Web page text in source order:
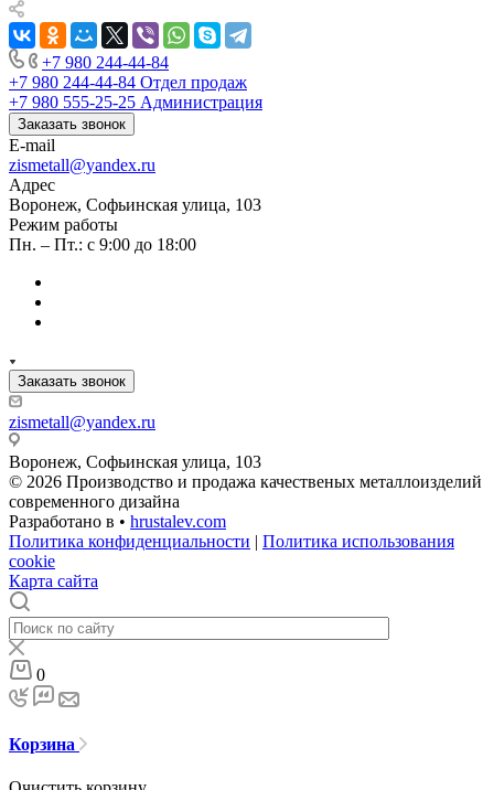
+7 980 244-44-84
+7 980 244-44-84 Отдел продаж
+7 980 555-25-25 Администрация
Заказать звонок
E-mail
zismetall@yandex.ru
Адрес
Воронеж, Софьинская улица, 103
Режим работы
Пн. – Пт.: с 9:00 до 18:00
Заказать звонок
zismetall@yandex.ru
Воронеж, Софьинская улица, 103
© 2026 Производство и продажа качественых металлоизделий
современного дизайна
Разработано в • hrustalev.com
Политика конфиденциальности | Политика использования
cookie
Карта сайта
0
Корзина